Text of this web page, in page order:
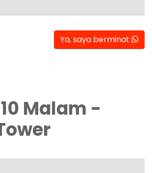
Ya, saya berminat
Malam -